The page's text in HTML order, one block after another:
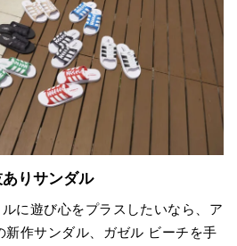
りサンダル
に遊び心をプラスしたいなら、ア
新作サンダル、ガゼル ビーチを手